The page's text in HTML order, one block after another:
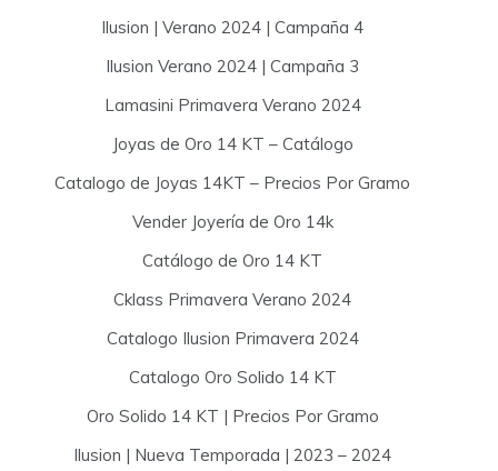
Ilusion | Verano 2024 | Campaña 4
Ilusion Verano 2024 | Campaña 3
Lamasini Primavera Verano 2024
Joyas de Oro 14 KT – Catálogo
Catalogo de Joyas 14KT – Precios Por Gramo
Vender Joyería de Oro 14k
Catálogo de Oro 14 KT
Cklass Primavera Verano 2024
Catalogo Ilusion Primavera 2024
Catalogo Oro Solido 14 KT
Oro Solido 14 KT | Precios Por Gramo
Ilusion | Nueva Temporada | 2023 – 2024